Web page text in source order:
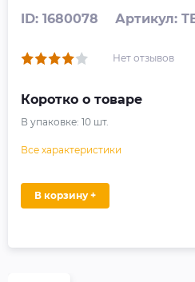
ID: 1680078 Артикул:
Нет отзывов
Коротко о товаре
В упаковке: 10 шт.
Все характеристики
В корзину +